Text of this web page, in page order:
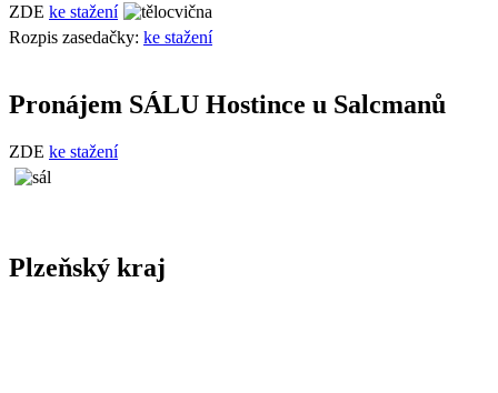
ZDE ke stažení
Rozpis zasedačky: ke stažení
Pronájem SÁLU Hostince u Salcmanů
ZDE ke stažení
Plzeňský kraj